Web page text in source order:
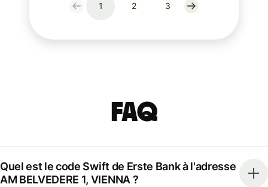
1 2 3
FAQ
Quel est le code Swift de Erste Bank à l'adresse
AM BELVEDERE 1, VIENNA ?